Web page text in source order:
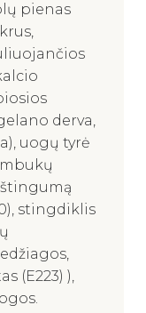
pienas
derva,
uogų tyrė
stingdiklis
(E223) ),